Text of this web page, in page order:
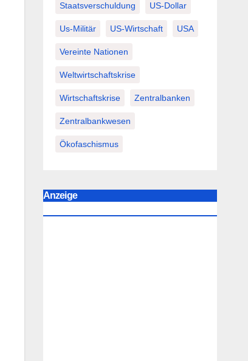
Staatsverschuldung US-Dollar
Us-Militär US-Wirtschaft USA
Vereinte Nationen
Weltwirtschaftskrise
Wirtschaftskrise Zentralbanken
Zentralbankwesen
Ökofaschismus
Anzeige